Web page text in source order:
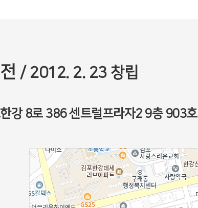
/ 2012. 2. 23 창립
강 8로 386 센트럴프라자2 9층 903호